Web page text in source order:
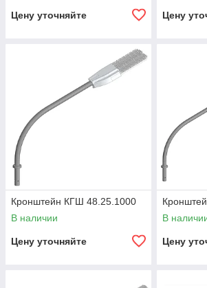
Цену уточняйте Цену
Кронштейн КГШ 48.25.1000
В наличии
Цену уточняйте
В
Цену